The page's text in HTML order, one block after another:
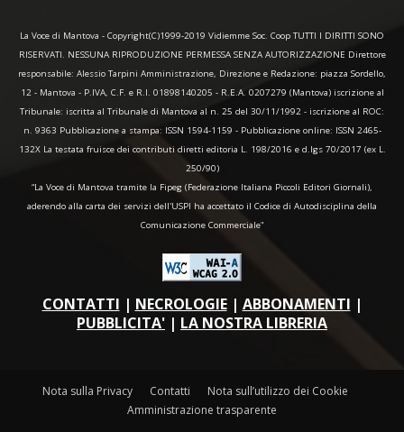
La Voce di Mantova - Copyright(C)1999-2019 Vidiemme Soc. Coop TUTTI I DIRITTI SONO
RISERVATI. NESSUNA RIPRODUZIONE PERMESSA SENZA AUTORIZZAZIONE Direttore
responsabile: Alessio Tarpini Amministrazione, Direzione e Redazione: piazza Sordello,
12 - Mantova - P.IVA, C.F. e R.I. 01898140205 - R.E.A. 0207279 (Mantova) iscrizione al
Tribunale: iscritta al Tribunale di Mantova al n. 25 del 30/11/1992 - iscrizione al ROC:
n. 9363 Pubblicazione a stampa: ISSN 1594-1159 - Pubblicazione online: ISSN 2465-
132X La testata fruisce dei contributi diretti editoria L. 198/2016 e d.lgs 70/2017 (ex L.
250/90)
“La Voce di Mantova tramite la Fipeg (Federazione Italiana Piccoli Editori Giornali),
aderendo alla carta dei servizi dell'USPI ha accettato il Codice di Autodisciplina della
Comunicazione Commerciale"
CONTATTI | NECROLOGIE| ABBONAMENTI |
PUBBLICITA' | LA NOSTRA LIBRERIA
Nota sulla Privacy Contatti
Nota sull’utilizzo dei Cookie
Amministrazione trasparente